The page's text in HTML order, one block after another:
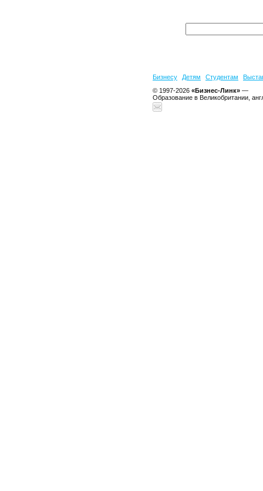
Бизнесу Детям Студентам
© 1997-2026 «Бизнес-Линк» —
Образование в Великобритании,